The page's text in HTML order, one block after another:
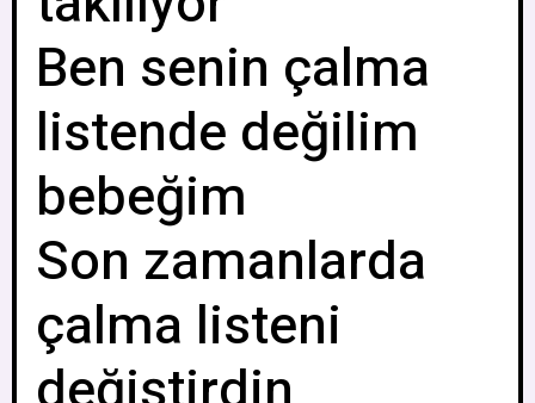
Ben senin çalma
listende değilim
bebeğim
Son zamanlarda
çalma listeni